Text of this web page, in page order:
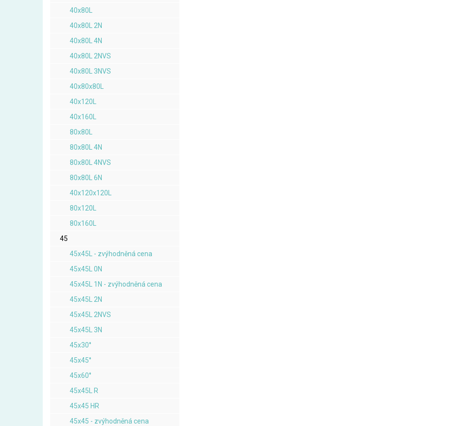
40x80L
40x80L 2N
40x80L 4N
40x80L 2NVS
40x80L 3NVS
40x80x80L
40x120L
40x160L
80x80L
80x80L 4N
80x80L 4NVS
80x80L 6N
40x120x120L
80x120L
80x160L
45
45x45L - zvýhodněná cena
45x45L 0N
45x45L 1N - zvýhodněná cena
45x45L 2N
45x45L 2NVS
45x45L 3N
45x30°
45x45°
45x60°
45x45L R
45x45 HR
45x45 - zvýhodněná cena